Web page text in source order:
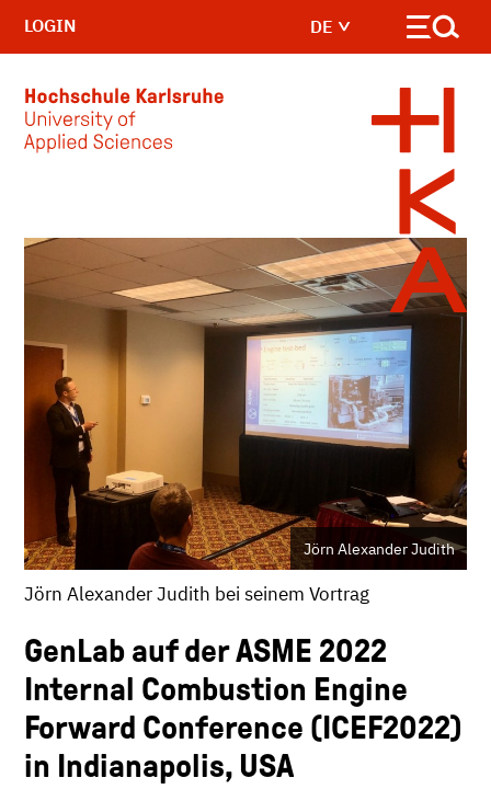
DE
LOGIN
Jörn Alexander Judith
Jörn Alexander Judith bei seinem Vortrag
GenLab auf der ASME 2022
Internal Combustion Engine
Forward Conference (ICEF2022)
in Indianapolis, USA